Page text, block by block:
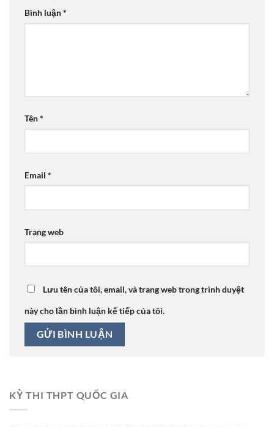
Bình luận*
Tên*
Email *
Trang web
Lưu tên của tôi, email, và trang web trong trình duyệt
này cho lần bình luận kế tiếp của tôi.
KỲ THI THPT QUỐC GIA